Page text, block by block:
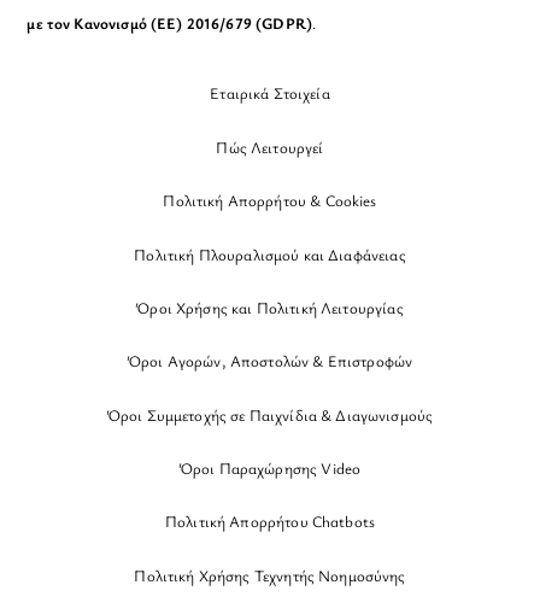
με τον Κανονισμό (ΕΕ) 2016/679 (GDPR).
Εταιρικά Στοιχεία
Πώς Λειτουργεί
Πολιτική Απορρήτου & Cookies
Πολιτική Πλουραλισμού και Διαφάνειας
Όροι Χρήσης και Πολιτική Λειτουργίας
Όροι Αγορών, Αποστολών & Επιστροφών
Όροι Συμμετοχής σε Παιχνίδια & Διαγωνισμούς
Όροι Παραχώρησης Video
Πολιτική Απορρήτου Chatbots
Πολιτική Χρήσης Τεχνητής Νοημοσύνης